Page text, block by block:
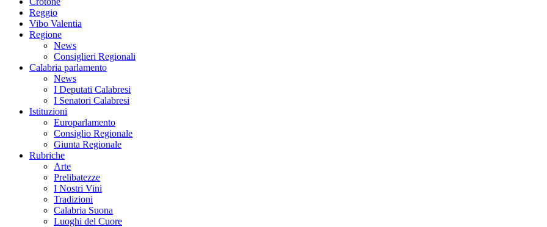
Reggio
Vibo Valentia
Regione
News
Consiglieri Regionali
Calabria parlamento
News
I Deputati Calabresi
I Senatori Calabresi
Istituzioni
Europarlamento
Consiglio Regionale
Giunta Regionale
Rubriche
Arte
Prelibatezze
I Nostri Vini
Tradizioni
Calabria Suona
Luoghi del Cuore